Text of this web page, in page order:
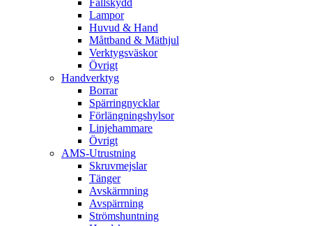
Lampor
Huvud & Hand
Måttband & Mäthjul
Verktygsväskor
Övrigt
Handverktyg
Borrar
Spärringnycklar
Förlängningshylsor
Linjehammare
Övrigt
AMS-Utrustning
Skruvmejslar
Tänger
Avskärmning
Avspärrning
Strömshuntning